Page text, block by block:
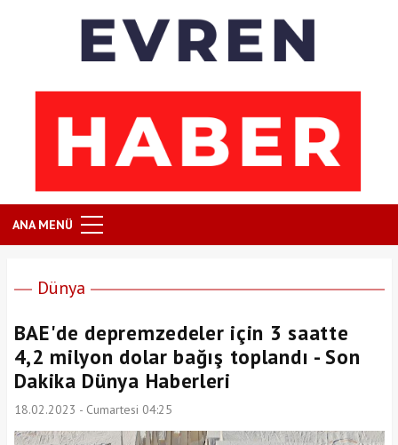
ANA MENÜ
Dünya
BAE'de depremzedeler için 3 saatte
4,2 milyon dolar bağış toplandı - Son
Dakika Dünya Haberleri
18.02.2023 - Cumartesi 04:25